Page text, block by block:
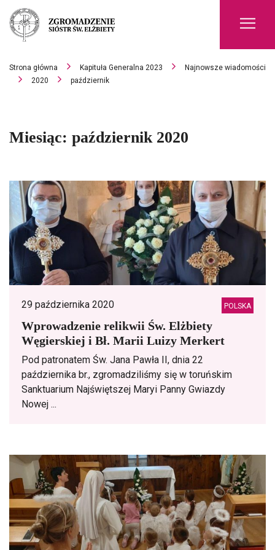
Strona główna Kapituła Generalna 2023
Najnowsze wiadomości
2020
październik
Miesiąc: październik 2020
29 października 2020 POLSKA
Wprowadzenie relikwii Św. Elżbiety
Węgierskiej i Bł. Marii Luizy Merkert
Pod patronatem Św. Jana Pawła II, dnia 22
października br., zgromadziliśmy się w toruńskim
Sanktuarium Najświętszej Maryi Panny Gwiazdy
Nowej ...